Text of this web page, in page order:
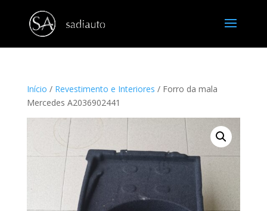
Início / Revestimento e Interiores / Forro da mala
Mercedes A2036902441